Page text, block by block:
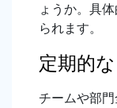
ょうか。具
られます。
定期的
チームや部